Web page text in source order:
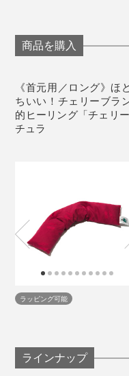
温浴”でほわ〜っと軽
仕事の合間やリラッ
よさです。
本品は、首や肩を包み
この表情、ホンモノの反応です（
「寝違えてしまって首
をしてくれて、笑っ
《使用上のご注意》
します。
※洗剤を使用する場合はよく
い。
※乾燥は機械を使用せず、自
※チェリー種の独特な香りが
※アロマスプレーをご使用に
い、熱くなりすぎてしまう恐
商品を購入
《首元用／ロング》ほ
ちいい！チェリーブラ
的ヒーリング「チェリ
チュラ
ラッピング可能
ラインナップ